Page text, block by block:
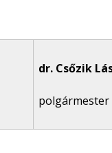
dr. Csőzik
polgármester